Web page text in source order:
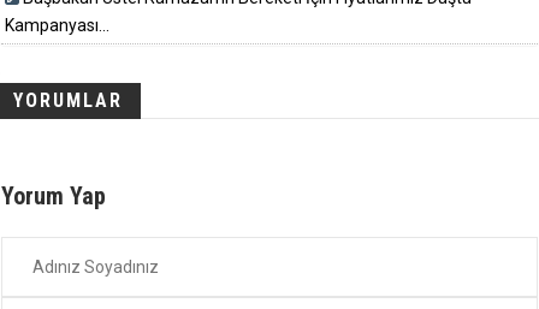
Kampanyası...
YORUMLAR
Yorum Yap